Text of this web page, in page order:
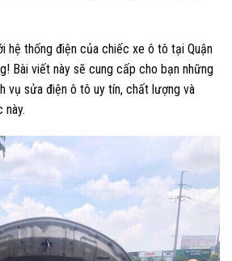
hệ thống điện của chiếc xe ô tô tại Quận
Bài viết này sẽ cung cấp cho bạn những
vụ sửa điện ô tô uy tín, chất lượng và
này.